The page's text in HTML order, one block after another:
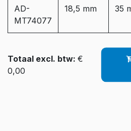
AD-
MT74077
18,5 mm 35
Totaal excl. btw: €
0,00